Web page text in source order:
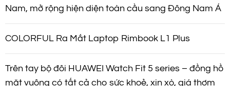
Nam, mở rộng hiện diện toàn cầu sang Đông Nam Á
COLORFUL Ra Mắt Laptop Rimbook L1 Plus
Trên tay bộ đôi HUAWEI Watch Fit 5 series – đồng hồ
mặt vuông có tất cả cho sức khoẻ, xịn xò, giá thơm